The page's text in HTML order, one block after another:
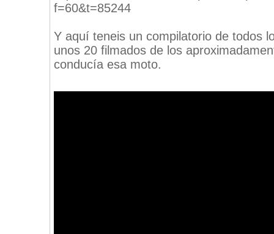
f=60&t=85244
Y aquí teneis un compilatorio de todos
unos 20 filmados de los
conducía esa moto.